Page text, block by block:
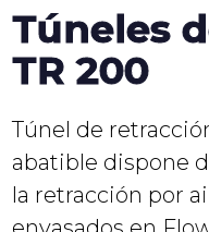
Túneles
TR 200
Túnel de
abatible dispone
la retracción por